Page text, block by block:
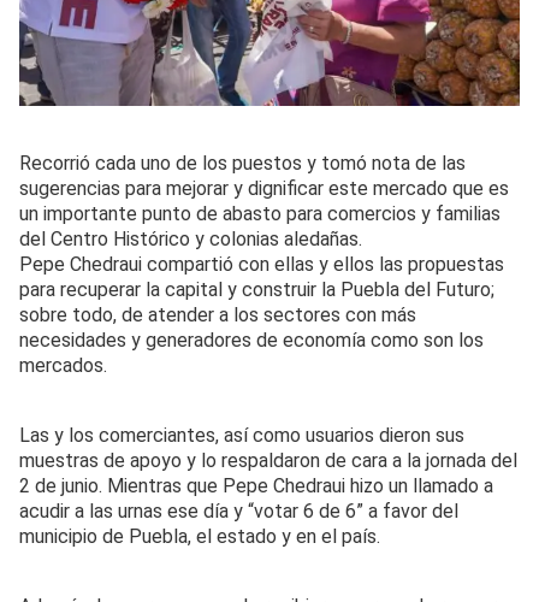
Recorrió cada uno de los puestos y tomó nota de las
sugerencias para mejorar y dignificar este mercado que es
un importante punto de abasto para comercios y familias
del Centro Histórico y colonias aledañas.
Pepe Chedraui compartió con ellas y ellos las propuestas
para recuperar la capital y construir la Puebla del Futuro;
sobre todo, de atender a los sectores con más
necesidades y generadores de economía como son los
mercados.
Las y los comerciantes, así como usuarios dieron sus
muestras de apoyo y lo respaldaron de cara a la jornada del
2 de junio. Mientras que Pepe Chedraui hizo un llamado a
acudir a las urnas ese día y “votar 6 de 6” a favor del
municipio de Puebla, el estado y en el país.